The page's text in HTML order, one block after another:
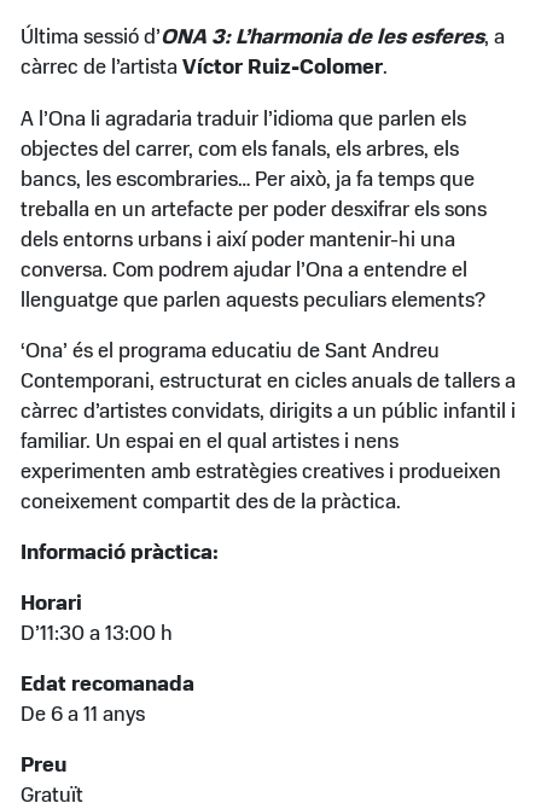
Última sessió d’ONA 3: L’harmonia de les esferes, a
càrrec de l’artistaVíctor Ruiz-Colomer.
A l’Ona li agradaria traduir l’idioma que parlen els
objectes del carrer, com els fanals, els arbres, els
bancs, les escombraries… Per això, ja fa temps que
treballa en un artefacte per poder desxifrar els sons
dels entorns urbans i així poder mantenir-hi una
conversa. Com podrem ajudar l’Ona a entendre el
llenguatge que parlen aquests peculiars elements?
‘Ona’ és el programa educatiu de Sant Andreu
Contemporani, estructurat en cicles anuals de tallers a
càrrec d’artistes convidats, dirigits a un públic infantil i
familiar. Un espai en el qual artistes i nens
experimenten amb estratègies creatives i produeixen
coneixement compartit des de la pràctica.
Informació pràctica:
Horari
D’11:30 a 13:00 h
Edat recomanada
De 6 a 11 anys
Preu
Gratuït